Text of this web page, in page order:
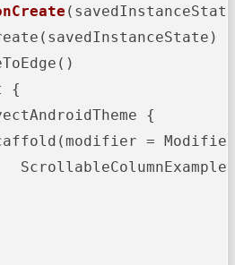
{
{
=